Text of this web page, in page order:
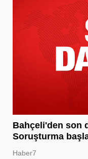
Bahçeli'den son
Soruşturma
Haber7